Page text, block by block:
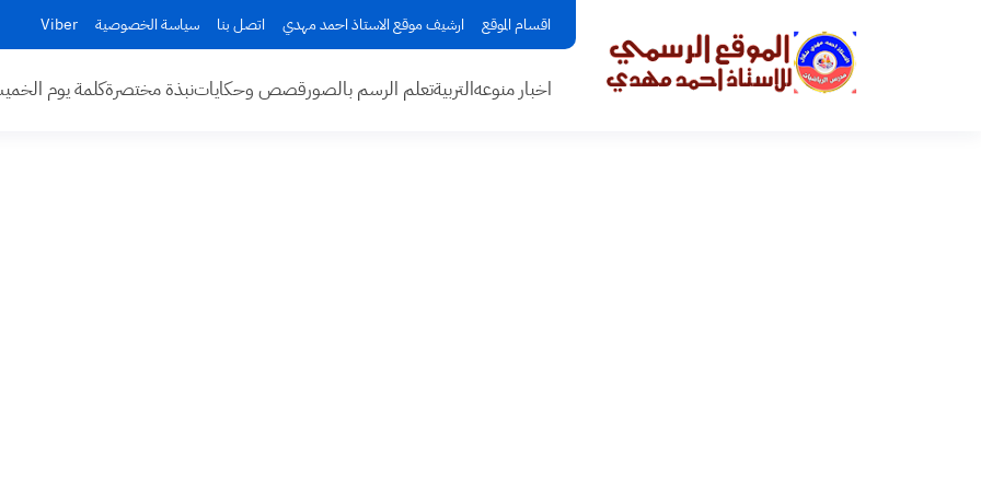
اقسام الموقع ارشيف موقع الاستاذ احمد مهدي اتصل بنا سياسة الخصوصية Viber
اخبار منوعهالتربيةتعلم الرسم بالصورقصص وحكاياتنبذة مختصرةكلمة يوم